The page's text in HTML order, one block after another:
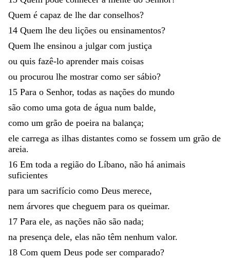
Quem é capaz de lhe dar conselhos?
14 Quem lhe deu lições ou ensinamentos?
Quem lhe ensinou a julgar com justiça
ou quis fazê-lo aprender mais coisas
ou procurou lhe mostrar como ser sábio?
15 Para o Senhor, todas as nações do mundo
são como uma gota de água num balde,
como um grão de poeira na balança;
ele carrega as ilhas distantes como se fossem um grão de
areia.
16 Em toda a região do Líbano, não há animais
suficientes
para um sacrifício como Deus merece,
nem árvores que cheguem para os queimar.
17 Para ele, as nações não são nada;
na presença dele, elas não têm nenhum valor.
18 Com quem Deus pode ser comparado?